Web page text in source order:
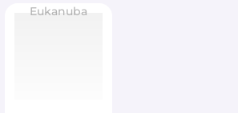
Eukanuba